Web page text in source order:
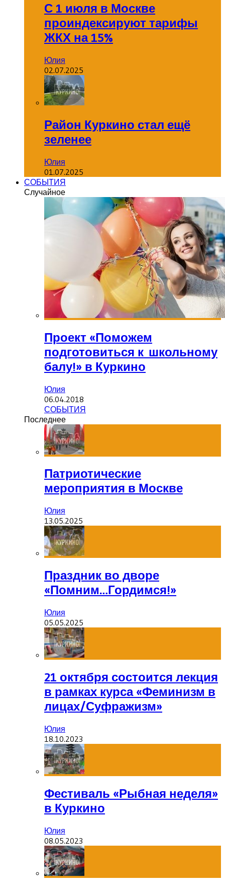
С 1 июля в Москве
проиндексируют тарифы
ЖКХ на 15%
Юлия
02.07.2025
Район Куркино стал ещё
зеленее
Юлия
01.07.2025
СОБЫТИЯ
Случайное
Проект «Поможем
подготовиться к школьному
балу!» в Куркино
Юлия
06.04.2018
СОБЫТИЯ
Последнее
Патриотические
мероприятия в Москве
Юлия
13.05.2025
Праздник во дворе
«Помним…Гордимся!»
Юлия
05.05.2025
21 октября состоится лекция
в рамках курса «Феминизм в
лицах/Суфражизм»
Юлия
18.10.2023
Фестиваль «Рыбная неделя»
в Куркино
Юлия
08.05.2023